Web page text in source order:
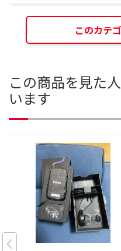
このカテ
この商品を見た
います